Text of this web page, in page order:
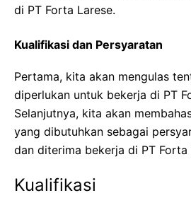
di PT Forta Larese.
Kualifikasi dan Persyaratan
Pertama, kita akan mengulas
diperlukan untuk bekerja di PT
Selanjutnya, kita akan
yang dibutuhkan sebagai
dan diterima bekerja di PT Forta
Kualifikasi